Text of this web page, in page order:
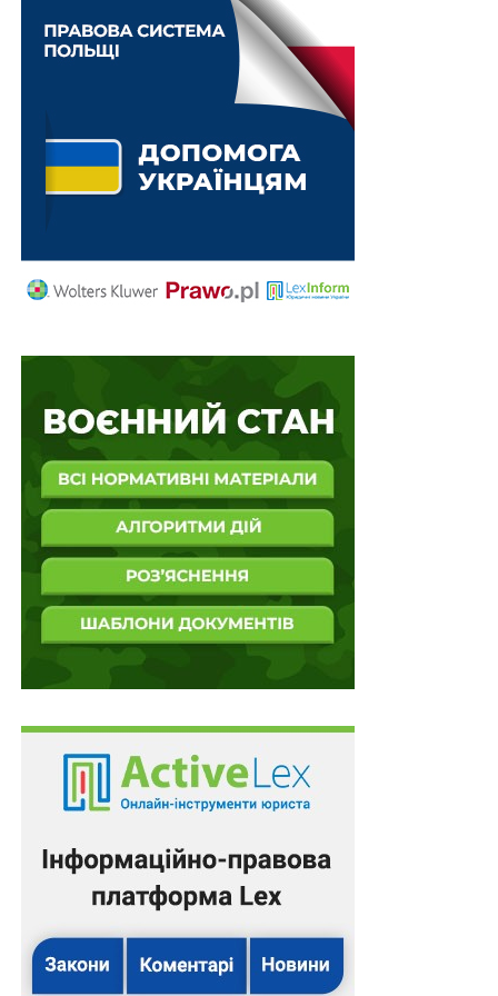
операційного дня. У такій квитанції зазначаються дата
та час її формування, реквізити податкових накладних
та розрахунків коригування, реєстрацію яких
Також зверніть увагу на
Правові позиції
Верховного Суду щодо кримінальних
правопорушень, пов’язаних з війною,
Схожі статті:
Компенсація витрат на організацію
ветеранського підприємництва
надаватиметься після його реєстрації
День оператора Сил безпілотних систем
пропонують відзначати 6 лютого
До 12 років позбавлення волі за віддання
наказу, який призвів до тяжких невиправданих
втрат
11 червня – День Сил безпілотних систем
може припинити повноваження
одноособового…
ПОВ'ЯЗАНІ ТЕМИ: FEATURED LEX
НАСТУПНА
Суб’єкти космічної діяльності звільнено від
земельного податку до 2033 р.
45 тис. грн – одноразова допомога киянам –
захисникам за поранення на територіях бойових